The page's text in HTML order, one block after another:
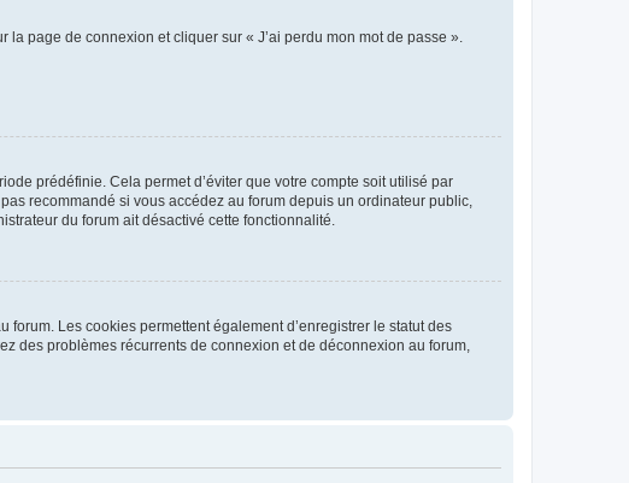
page de connexion et cliquer sur « J’ai perdu mon mot de passe ».
prédéfinie. Cela permet d’éviter que votre compte soit utilisé par
recommandé si vous accédez au forum depuis un ordinateur public,
du forum ait désactivé cette fonctionnalité.
Les cookies permettent également d’enregistrer le statut des
des problèmes récurrents de connexion et de déconnexion au forum,